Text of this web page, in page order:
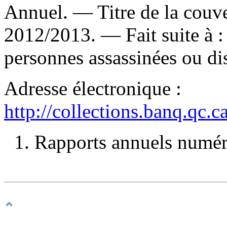
Annuel. — Titre de la
2012/2013. — Fait suite à :
personnes assassinées ou
Adresse électronique :
http://
1. Rapports annuels